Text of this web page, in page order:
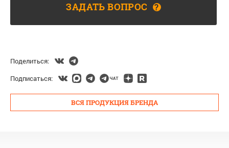
ЗАДАТЬ ВОПРОС ?
Поделиться:
Подписаться:
ВСЯ ПРОДУКЦИЯ БРЕНДА